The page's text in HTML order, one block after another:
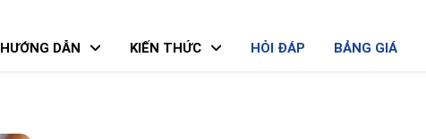
HƯỚNG DẪN KIẾN THỨC HỎI ĐÁP BẢNG GIÁ